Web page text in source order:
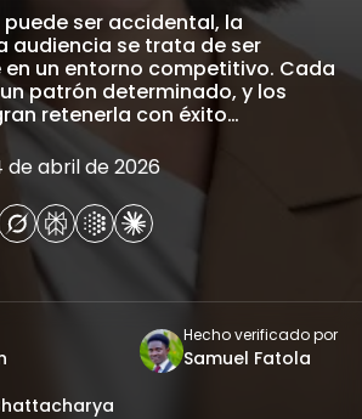
ser accidental, la
audiencia se trata de ser
en un entorno competitivo. Cada
patrón determinado, y los
retenerla con éxito…
de abril de 2026
Hecho verificado por
Samuel Fatola